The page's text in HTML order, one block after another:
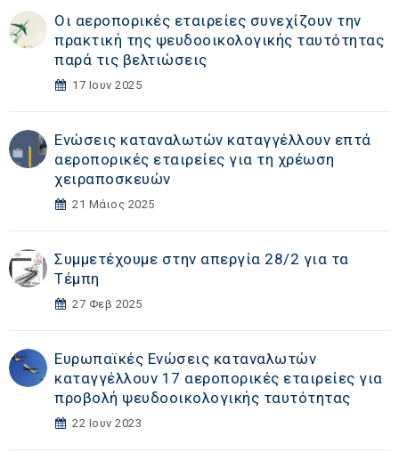
Οι αεροπορικές εταιρείες συνεχίζουν την
πρακτική της ψευδοοικολογικής ταυτότητας
παρά τις βελτιώσεις
17 Ιουν 2025
Ενώσεις καταναλωτών καταγγέλλουν επτά
αεροπορικές εταιρείες για τη χρέωση
χειραποσκευών
21 Μάιος 2025
Συμμετέχουμε στην απεργία 28/2 για τα
Τέμπη
27 Φεβ 2025
Ευρωπαϊκές Ενώσεις καταναλωτών
καταγγέλλουν 17 αεροπορικές εταιρείες για
προβολή ψευδοοικολογικής ταυτότητας
22 Ιουν 2023